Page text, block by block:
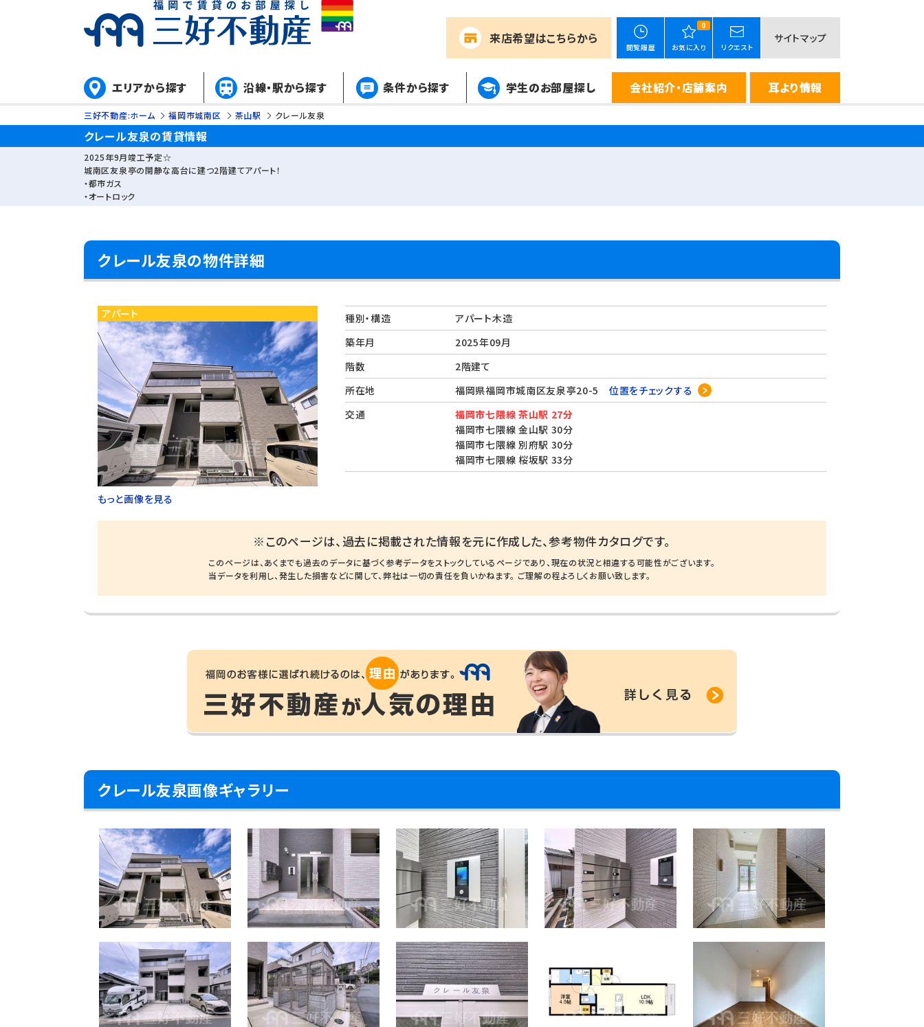
来店希望はこちらから
閲覧履歴
0
お気に入り リクエスト
サイトマップ
エリアから探す 沿線・駅から探す 条件から探す 学生のお部屋探し 会社紹介・店舗案内 耳より情報
三好不動産:ホーム 福岡市城南区 茶山駅 クレール友泉
クレール友泉の賃貸情報
2025年9月竣工予定☆
城南区友泉亭の閑静な高台に建つ2階建てアパート！
・都市ガス
・オートロック
クレール友泉の物件詳細
アパート
もっと画像を見る
種別・構造
アパート木造
築年月
2025年09月
階数
2階建て
所在地
福岡県福岡市城南区友泉亭20-5 位置をチェックする
交通
福岡市七隈線 茶山駅 27分
福岡市七隈線 金山駅 30分
福岡市七隈線 別府駅 30分
福岡市七隈線 桜坂駅 33分
※このページは、過去に掲載された情報を元に作成した、参考物件カタログです。
このページは、あくまでも過去のデータに基づく参考データをストックしているページであり、現在の状況と相違する可能性がございます。
当データを利用し、発生した損害などに関して、弊社は一切の責任を負いかねます。 ご理解の程よろしくお願い致します。
クレール友泉画像ギャラリー